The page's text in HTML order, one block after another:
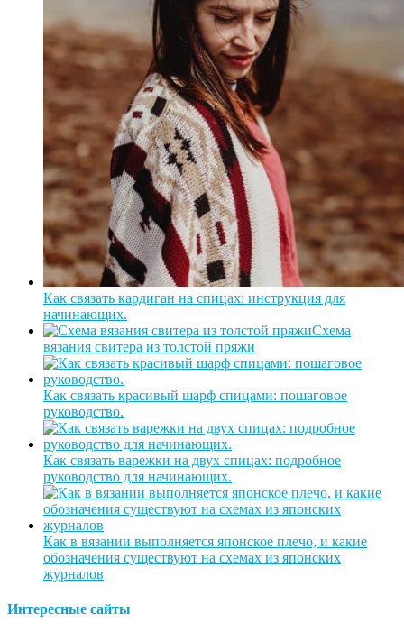
Как связать кардиган на спицах: инструкция для
начинающих.
Схема
вязания свитера из толстой пряжи
Как связать красивый шарф спицами: пошаговое
руководство.
Как связать варежки на двух спицах: подробное
руководство для начинающих.
Как в вязании выполняется японское плечо, и какие
обозначения существуют на схемах из японских
журналов
Интересные сайты